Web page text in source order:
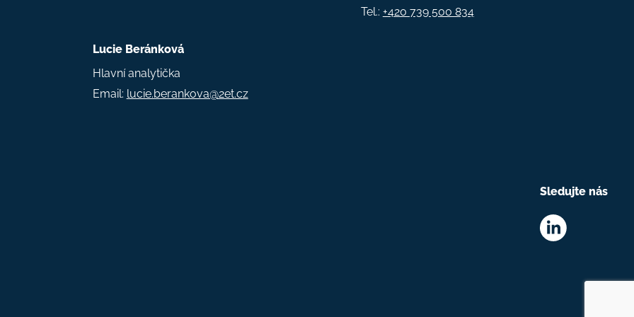
Tel.: +420 739 500 834
Lucie Beránková
Hlavní analytička
Email: lucie.berankova@2et.cz
Sledujte nás